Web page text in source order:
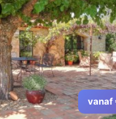
vanaf